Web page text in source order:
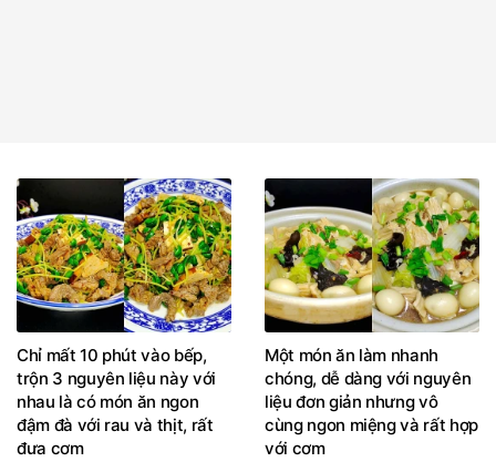
Chỉ mất 10 phút vào bếp,
trộn 3 nguyên liệu này với
nhau là có món ăn ngon
đậm đà với rau và thịt, rất
đưa cơm
Một món ăn làm nhanh
chóng, dễ dàng với nguyên
liệu đơn giản nhưng vô
cùng ngon miệng và rất hợp
với cơm